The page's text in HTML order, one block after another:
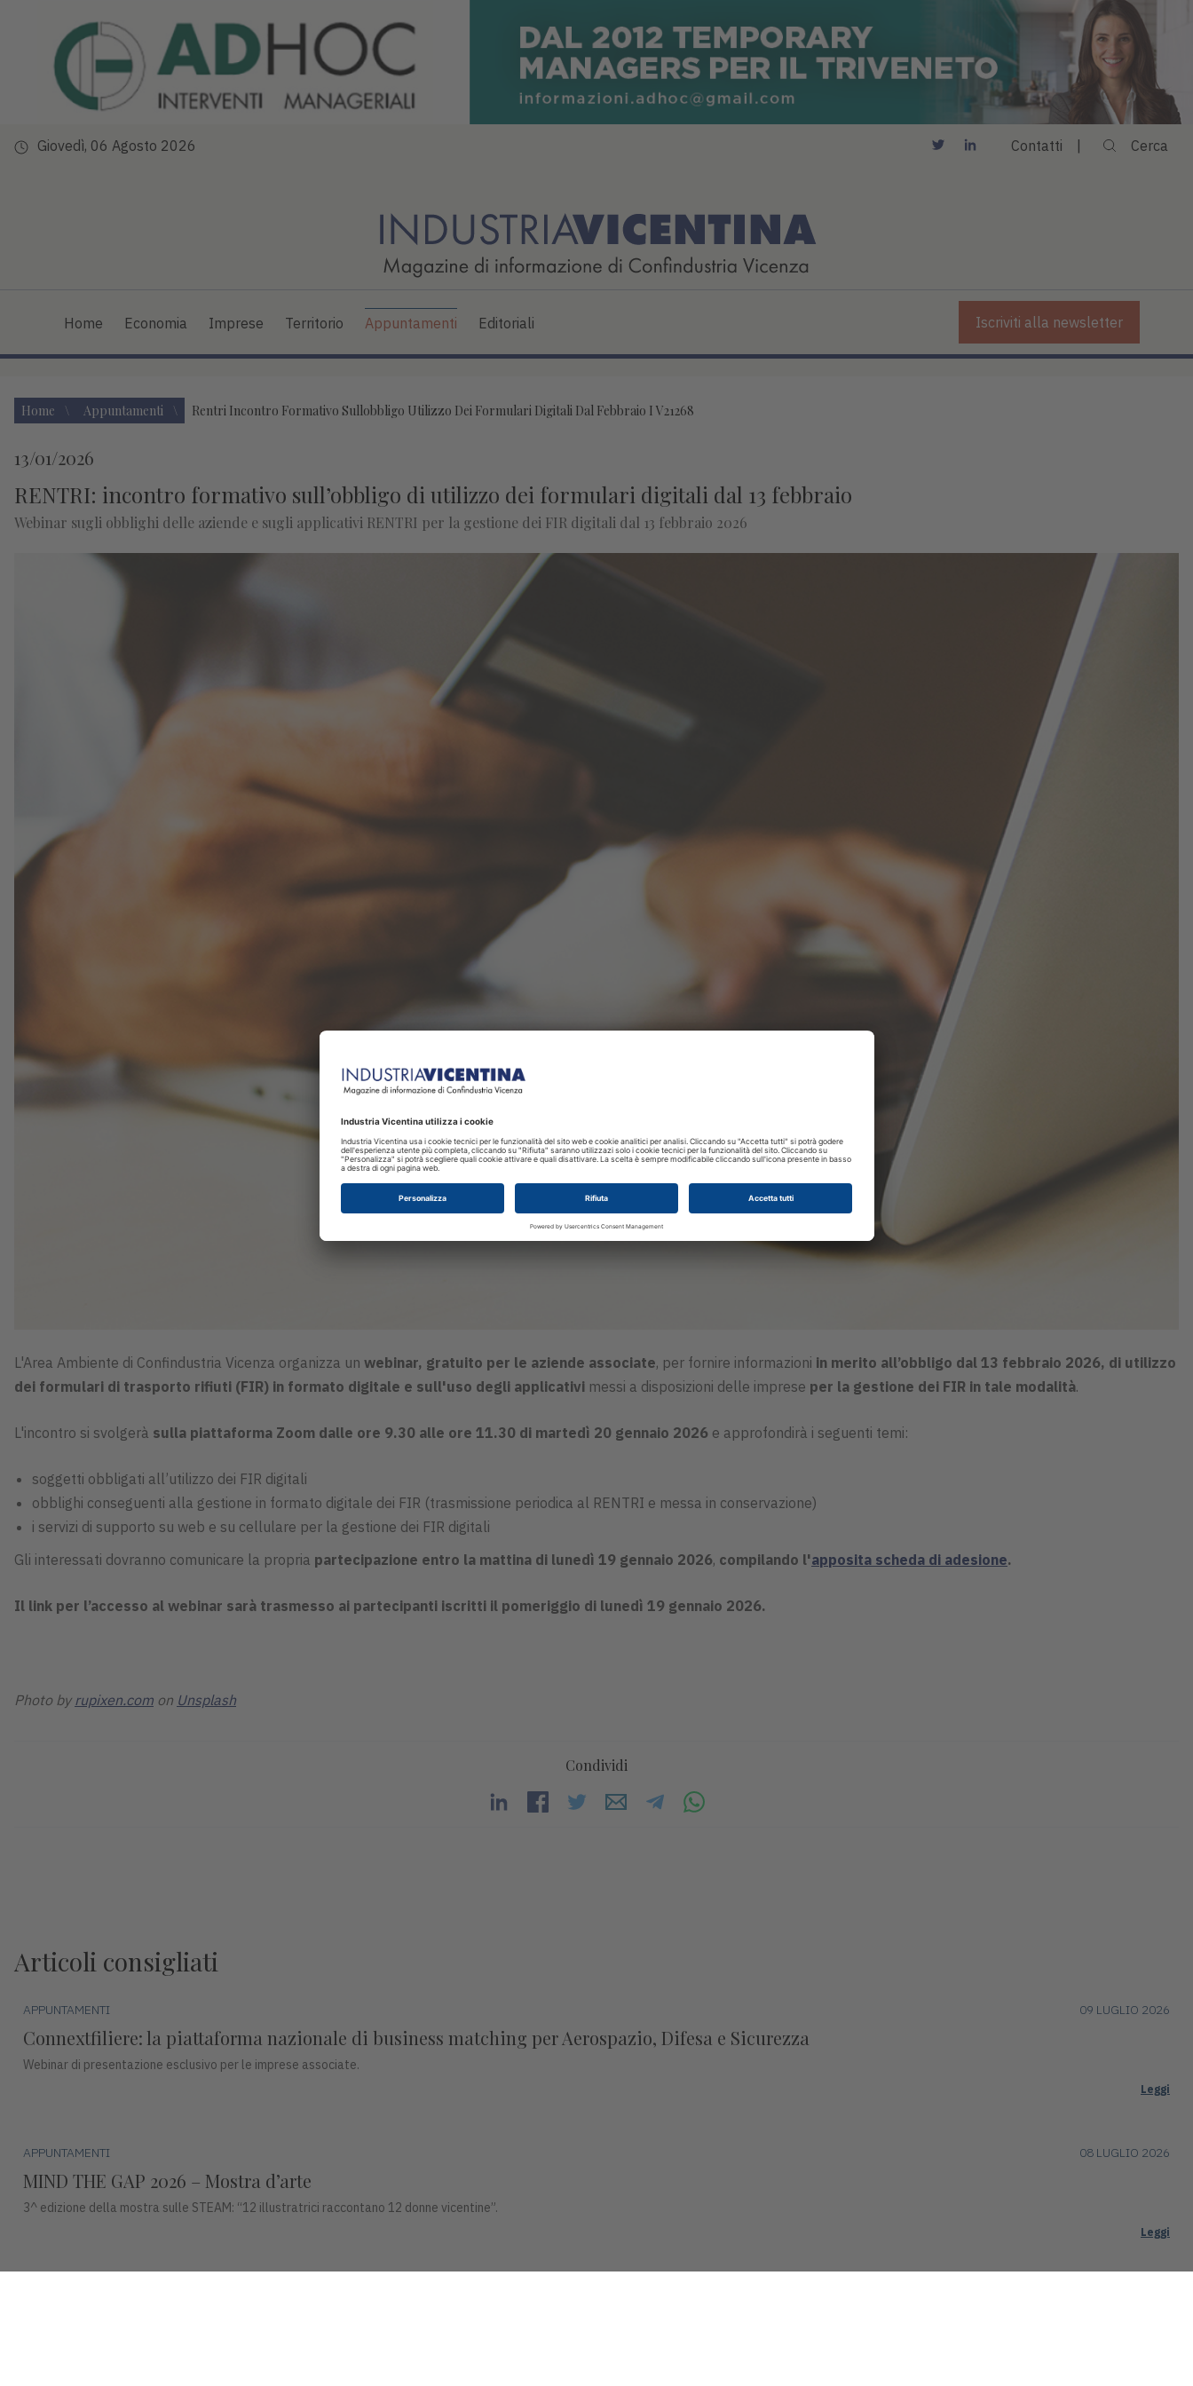
Giovedì, 06 Agosto 2026 Contatti Cerca
Home Economia Imprese Territorio Appuntamenti Editoriali Iscriviti alla newsletter
Home Appuntamenti Rentri Incontro Formativo Sullobbligo Utilizzo Dei Formulari Digitali Dal Febbraio I V21268
13/01/2026
RENTRI: incontro formativo sull’obbligo di utilizzo dei formulari digitali dal 13 febbraio
Webinar sugli obblighi delle aziende e sugli applicativi RENTRI per la gestione dei FIR digitali dal 13 febbraio 2026
L'Area Ambiente di Confindustria Vicenza organizza un webinar, gratuito per le aziende associate, per fornire informazioni in merito all’obbligo dal 13 febbraio 2026, di utilizzo
dei formulari di trasporto rifiuti (FIR) in formato digitale e sull'uso degli applicativi messi a disposizioni delle imprese per la gestione dei FIR in tale modalità.
L'incontro si svolgerà sulla piattaforma Zoom dalle ore 9.30 alle ore 11.30 di martedì 20 gennaio 2026 e approfondirà i seguenti temi:
soggetti obbligati all’utilizzo dei FIR digitali
obblighi conseguenti alla gestione in formato digitale dei FIR (trasmissione periodica al RENTRI e messa in conservazione)
i servizi di supporto su web e su cellulare per la gestione dei FIR digitali
Gli interessati dovranno comunicare la propria partecipazione entro la mattina di lunedì 19 gennaio 2026, compilando l'apposita scheda di adesione.
Il link per l’accesso al webinar sarà trasmesso ai partecipanti iscritti il pomeriggio di lunedì 19 gennaio 2026.
Photo by rupixen.com on Unsplash
Condividi
Articoli consigliati
APPUNTAMENTI 09 LUGLIO 2026
Connextfiliere: la piattaforma nazionale di business matching per Aerospazio, Difesa e Sicurezza
Webinar di presentazione esclusivo per le imprese associate.
Leggi
APPUNTAMENTI 08 LUGLIO 2026
MIND THE GAP 2026 – Mostra d’arte
3^ edizione della mostra sulle STEAM: “12 illustratrici raccontano 12 donne vicentine”.
Leggi